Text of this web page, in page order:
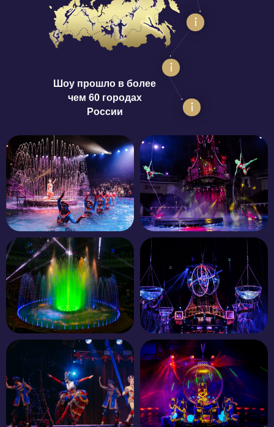
Шоу прошло в более
чем 60 городах
России